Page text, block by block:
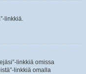
linkkiä.
linkkiä omissa
linkkiä omalla